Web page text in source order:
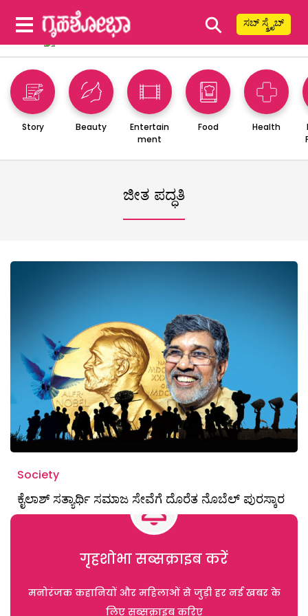
⚲ ಸಬ್ ಸ್ಕ್ರೈಬ್
Story Beauty
Entertain
ment
Food Health
ಜೀತ ಪದ್ಧತಿ
Society
ಕೈಲಾಶ್ ಸತ್ಯಾರ್ಥಿ ಸಮಾಜ ಸೇವೆಗೆ ದೊರೆತ ನೊಬೆಲ್ ಪುರಸ್ಕಾರ
गृहशोभा सब्सक्राइब करें
मनोरंजक कहानियों और महिलाओं से जुड़ी हर नई खबर के
लिए सब्सक्राइब करिए